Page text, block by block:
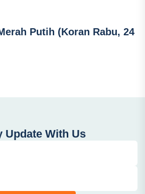
Putih (Koran Rabu, 24
Update With Us